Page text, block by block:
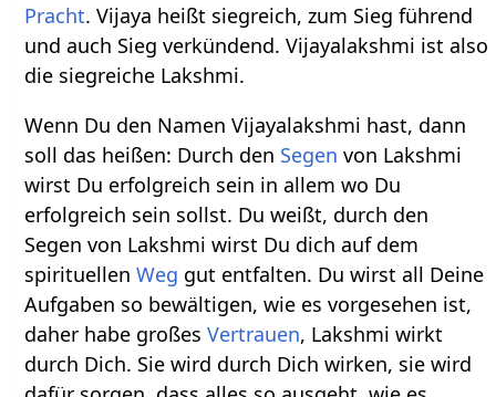
Pracht. Vijaya heißt siegreich, zum Sieg führend
und auch Sieg verkündend. Vijayalakshmi ist also
die siegreiche Lakshmi.
Wenn Du den Namen Vijayalakshmi hast, dann
soll das heißen: Durch den Segen von Lakshmi
wirst Du erfolgreich sein in allem wo Du
erfolgreich sein sollst. Du weißt, durch den
Segen von Lakshmi wirst Du dich auf dem
spirituellenWeg gut entfalten. Du wirst all Deine
Aufgaben so bewältigen, wie es vorgesehen ist,
daher habe großesVertrauen, Lakshmi wirkt
durch Dich. Sie wird durch Dich wirken, sie wird